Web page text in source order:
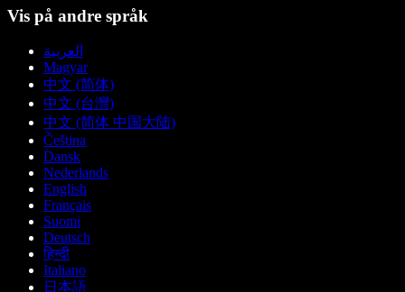
Vis på andre språk
العربية
Magyar
中文 (简体)
中文 (台灣)
中文 (简体 中国大陆)
Čeština
Dansk
Nederlands
English
Français
Suomi
Deutsch
हिन्दी
Italiano
日本語